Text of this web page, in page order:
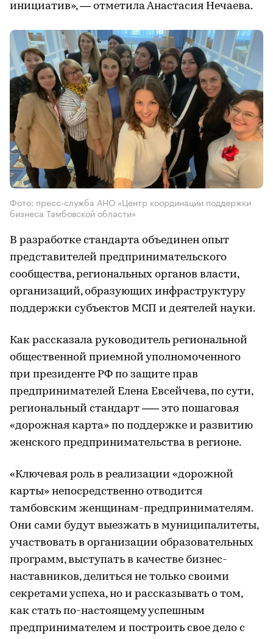
инициатив», — отметила Анастасия Нечаева.
Фото: пресс-служба АНО «Центр координации поддержки
бизнеса Тамбовской области»
В разработке стандарта объединен опыт
представителей предпринимательского
сообщества, региональных органов власти,
организаций, образующих инфраструктуру
поддержки субъектов МСП и деятелей науки.
Как рассказала руководитель региональной
общественной приемной уполномоченного
при президенте РФ по защите прав
предпринимателей Елена Евсейчева, по сути,
региональный стандарт —– это пошаговая
«дорожная карта» по поддержке и развитию
женского предпринимательства в регионе.
«Ключевая роль в реализации «дорожной
карты» непосредственно отводится
тамбовским женщинам-предпринимателям.
Они сами будут выезжать в муниципалитеты,
участвовать в организации образовательных
программ, выступать в качестве бизнес-
наставников, делиться не только своими
секретами успеха, но и рассказывать о том,
как стать по-настоящему успешным
предпринимателем и построить свое дело с